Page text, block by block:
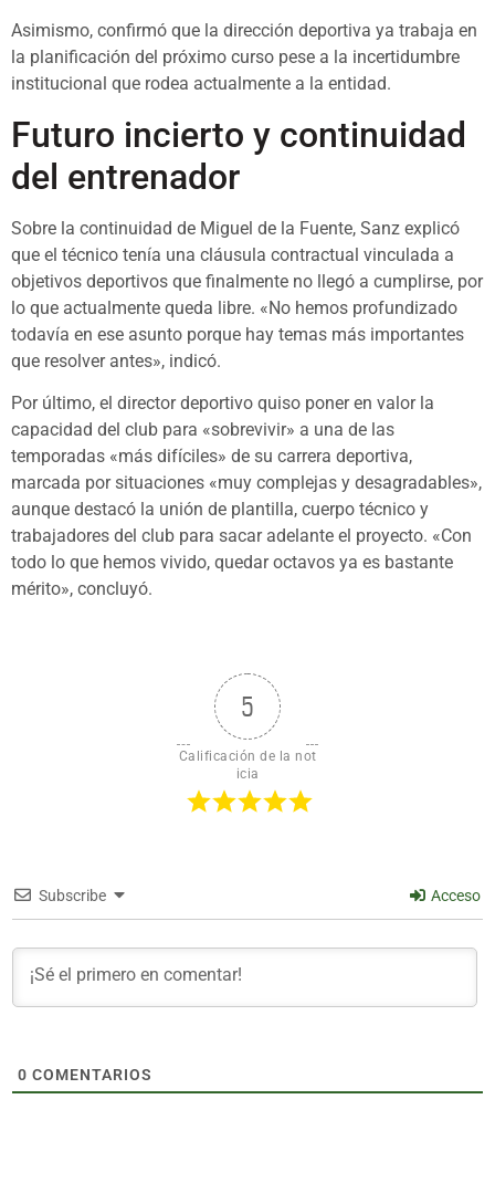
Asimismo, confirmó que la dirección deportiva ya trabaja en
la planificación del próximo curso pese a la incertidumbre
institucional que rodea actualmente a la entidad.
Futuro incierto y continuidad
del entrenador
Sobre la continuidad de Miguel de la Fuente, Sanz explicó
que el técnico tenía una cláusula contractual vinculada a
objetivos deportivos que finalmente no llegó a cumplirse, por
lo que actualmente queda libre. «No hemos profundizado
todavía en ese asunto porque hay temas más importantes
que resolver antes», indicó.
Por último, el director deportivo quiso poner en valor la
capacidad del club para «sobrevivir» a una de las
temporadas «más difíciles» de su carrera deportiva,
marcada por situaciones «muy complejas y desagradables»,
aunque destacó la unión de plantilla, cuerpo técnico y
trabajadores del club para sacar adelante el proyecto. «Con
todo lo que hemos vivido, quedar octavos ya es bastante
mérito», concluyó.
5
Calificación de la not
icia
Subscribe Acceso
0 COMENTARIOS